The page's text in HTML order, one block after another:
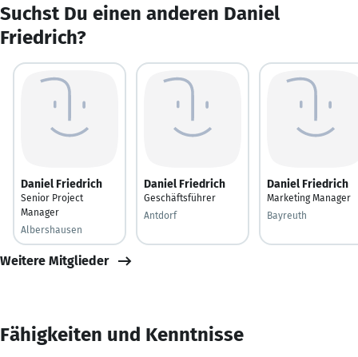
Suchst Du einen anderen Daniel
Friedrich?
Daniel Friedrich
Senior Project
Manager
Albershausen
Daniel Friedrich
Geschäftsführer
Antdorf
Daniel Friedrich
Marketing Manager
Bayreuth
Weitere Mitglieder
Fähigkeiten und Kenntnisse